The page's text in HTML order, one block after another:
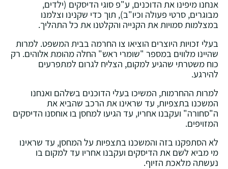
אנחנו מיפינו את הדוכנים, ע"פ סוגי הדיסקים (ילדים,
מבוגרים, סרטי פעולה וכיו"ב), תוך כדי שקנינו וצלמנו
במצלמות סמויות את הקנייה והקלטנו את כל התהליך.
בעלי זכויות היוצרים הוציאו צו החרמה בבית המשפט. למרות
שהיינו מלווים במספר "שומרי ראש" החלה מהומת אלוהים. רק
כוח משטרתי שהגיע למקום, הצליח לגרום למתפרעים
להירגע.
למרות ההחרמות, המשיכו בעלי הדוכנים בשלהם ואנחנו
המשכנו בתצפיות, עד שראינו את הרכב שהביא את
ה"סחורה" ועקבנו אחריו, עד הגיעו למחסן בו אוחסנו הדיסקים
המזויפים.
לא הסתפקנו בזה והמשכנו בתצפיות על המחסן, עד שראינו
מי מביא לשם את הדיסקים ועקבנו אחריו עד למקום בו
נעשתה מלאכת הזיוף.